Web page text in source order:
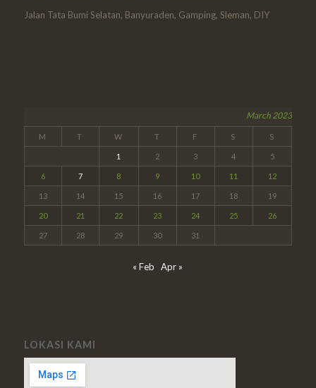
Jalan Tata Bumi Selatan, Banyuraden, Gamping, Sleman, DIY
March 2023
M T W T F S S
1 2 3 4 5
6 7 8 9 10 11 12
13 14 15 16 17 18 19
20 21 22 23 24 25 26
27 28 29 30 31
« Feb Apr »
LOKASI KAMI